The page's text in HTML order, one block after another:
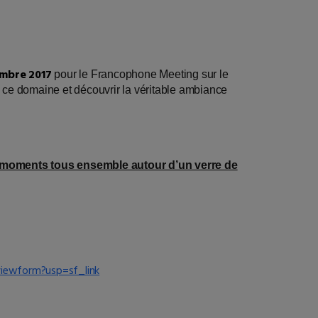
2017 pour le Francophone Meeting sur le
domaine et découvrir la véritable ambiance
tous ensemble autour d’un verre de